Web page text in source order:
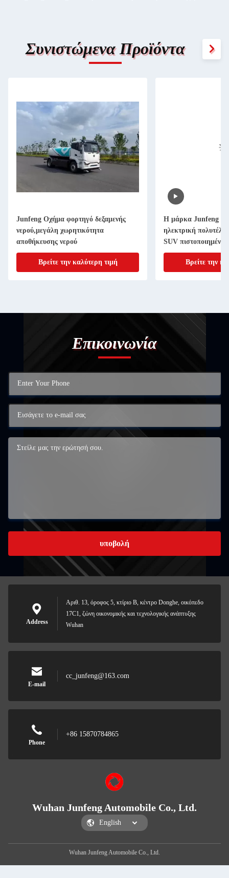
Συνιστώμενα Προϊόντα
Junfeng Οχήμα φορτηγό δεξαμενής
νερού,μεγάλη χωρητικότητα
αποθήκευσης νερού
Βρείτε την καλύτερη τιμή
Η μάρκα Junfeng
ηλεκτρική
SUV πιστοποιημένα
αυτονομία άνω των
JF-L01Βρείτε την
Επικοινωνία
υποβολή
Address
Αριθ. 13, όροφος 5, κτίριο Β, κέντρο Donghe, οικόπεδο
17C1, ζώνη οικονομικής και τεχνολογικής ανάπτυξης
Wuhan
E-mail
cc_junfeng@163.com
Phone
+86 15870784865
Wuhan Junfeng Automobile Co., Ltd.
Wuhan Junfeng Automobile Co., Ltd.